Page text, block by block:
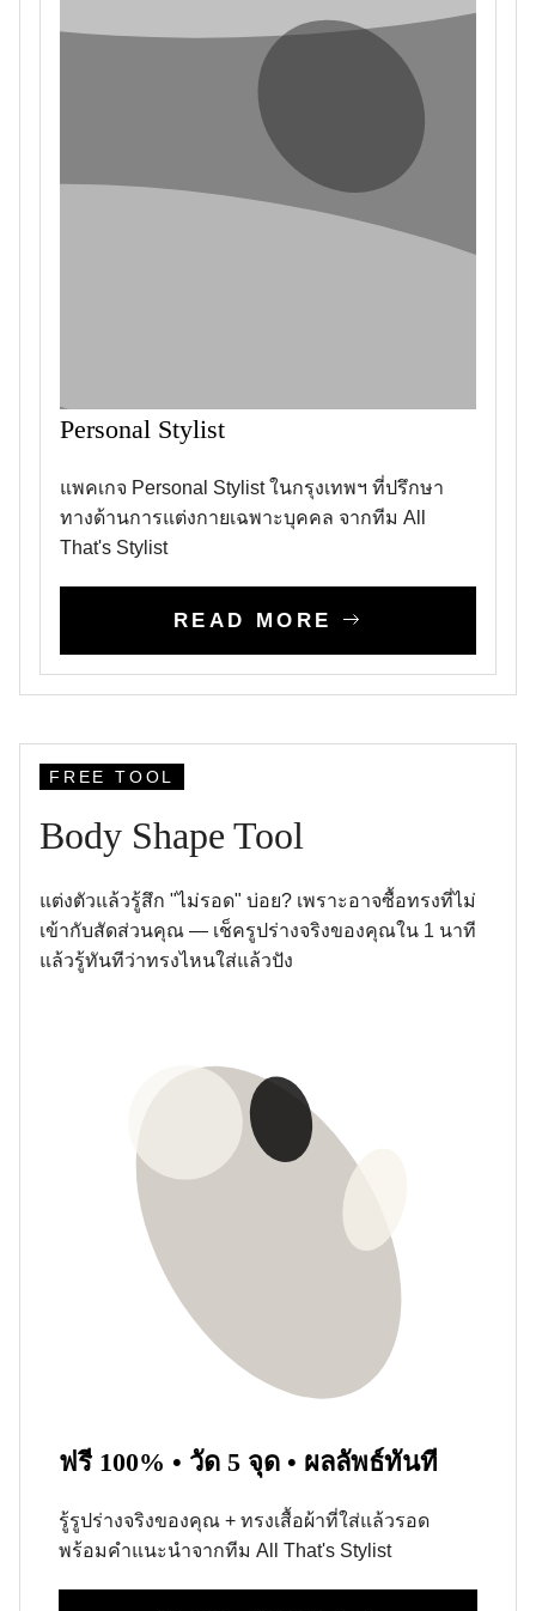
Personal Stylist
แพคเกจ Personal Stylist ในกรุงเทพฯ ที่ปรึกษา
ทางด้านการแต่งกายเฉพาะบุคคล จากทีม All
That's Stylist
READ MORE
FREE TOOL
Body Shape Tool
แต่งตัวแล้วรู้สึก "ไม่รอด" บ่อย? เพราะอาจซื้อทรงที่ไม่
เข้ากับสัดส่วนคุณ — เช็ครูปร่างจริงของคุณใน 1 นาที
แล้วรู้ทันทีว่าทรงไหนใส่แล้วปัง
ฟรี 100% • วัด 5 จุด • ผลลัพธ์ทันที
รู้รูปร่างจริงของคุณ + ทรงเสื้อผ้าที่ใส่แล้วรอด
พร้อมคำแนะนำจากทีม All That's Stylist